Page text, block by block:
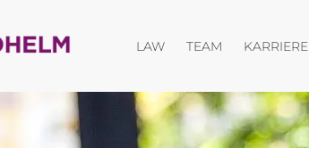
LAWMenü öffnen
TEAM KARRIERE